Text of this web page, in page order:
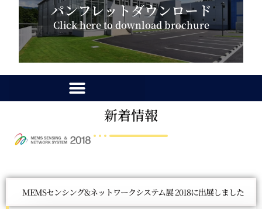
パンフレットダウンロード
Click here to download brochure
新着情報
MEMSセンシング&ネットワークシステム展 2018に出展しました